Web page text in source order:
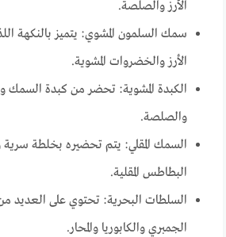
الأرز والصلصة.
سمك السلمون المشوي: يتميز بالنكهة
الأرز والخضروات المشوية.
الكبدة المشوية: تحضر من كبدة السمك
والصلصة.
السمك المقلي: يتم تحضيره بخلطة
البطاطس المقلية.
السلطات البحرية: تحتوي على العديد من
الجمبري والكابوريا والمحار.